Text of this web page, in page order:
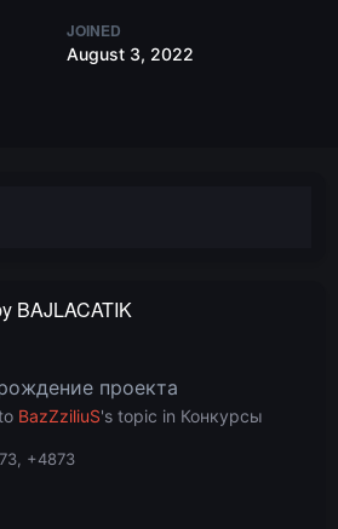
JOINED
August 3, 2022
BAJLACATIK
проекта
BazZziliuS's topic in Конкурсы
+4873